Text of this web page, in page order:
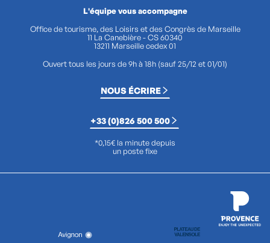
L'équipe vous accompagne
Office de tourisme, des Loisirs et des Congrès de Marseille
11 La Canebière - CS 60340
13211 Marseille cedex 01
Ouvert tous les jours de 9h à 18h (sauf 25/12 et 01/01)
NOUS ÉCRIRE
+33 (0)826 500 500
*0,15€ la minute depuis
un poste fixe